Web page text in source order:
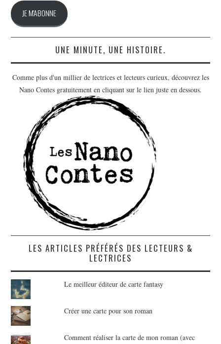
JE M'ABONNE
UNE MINUTE, UNE HISTOIRE.
Comme plus d'un millier de lectrices et lecteurs curieux, découvrez les
Nano Contes gratuitement en cliquant sur le lien juste en dessous.
LES ARTICLES PRÉFÉRÉS DES LECTEURS &
LECTRICES
Le meilleur éditeur de carte fantasy
Créer une carte pour son roman
Comment réaliser la carte de mon roman (avec